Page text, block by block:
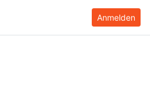
Anmelden